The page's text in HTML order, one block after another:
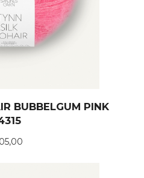
BUBBELGUM PINK